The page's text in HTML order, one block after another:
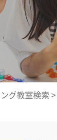
グ教室検索 >